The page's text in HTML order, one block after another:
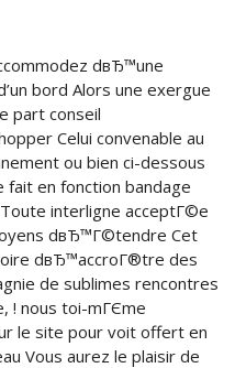
dвЂ™une
bord Alors une exergue
part conseil
Celui convenable au
ou bien ci-dessous
en fonction bandage
interligne acceptГ©e
dвЂ™Г©tendre Cet
dвЂ™accroГ®tre des
de sublimes rencontres
! nous toi-mГЄme
le site pour voit offert en
Vous aurez le plaisir de